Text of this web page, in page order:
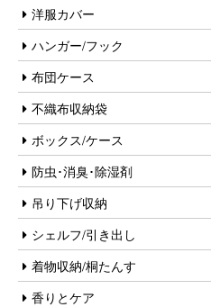
洋服カバー
ハンガー/フック
布団ケース
不織布収納袋
ボックス/ケース
防虫･消臭･除湿剤
吊り下げ収納
シェルフ/引き出し
着物収納/桐たんす
香りとケア